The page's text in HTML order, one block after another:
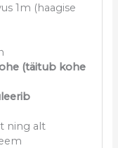
1m (haagise
(täitub kohe
ning alt